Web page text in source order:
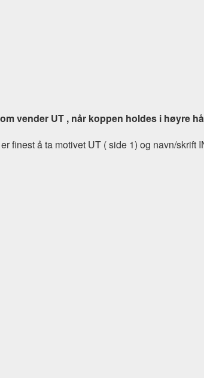
vender UT , når koppen holdes i høyre
finest å ta motivet UT ( side 1) og navn/skrift